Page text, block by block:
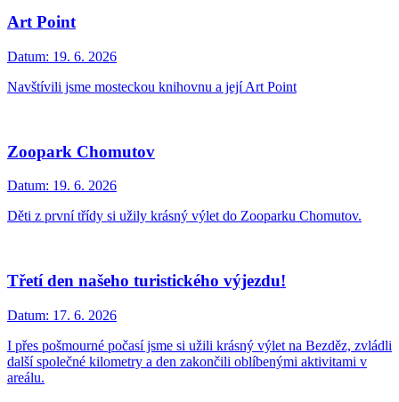
Art Point
Datum: 19. 6. 2026
Navštívili jsme mosteckou knihovnu a její Art Point
Zoopark Chomutov
Datum: 19. 6. 2026
Děti z první třídy si užily krásný výlet do Zooparku Chomutov.
Třetí den našeho turistického výjezdu!
Datum: 17. 6. 2026
I přes pošmourné počasí jsme si užili krásný výlet na Bezděz, zvládli
další společné kilometry a den zakončili oblíbenými aktivitami v
areálu.